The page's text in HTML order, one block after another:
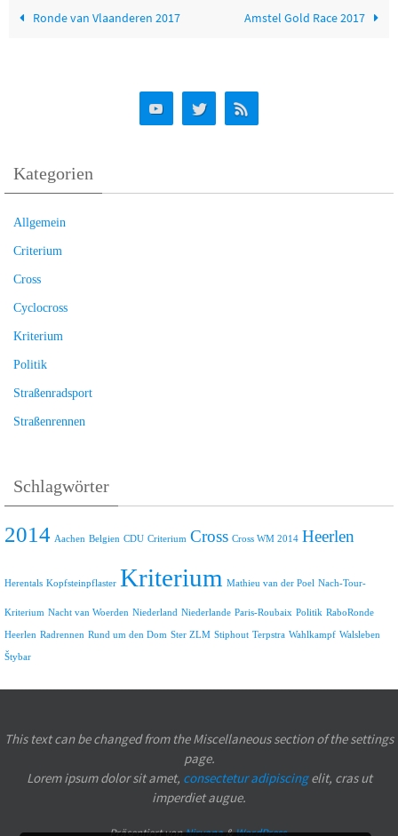
Ronde van Vlaanderen 2017 Amstel Gold Race 2017
Kategorien
Allgemein
Criterium
Cross
Cyclocross
Kriterium
Politik
Straßenradsport
Straßenrennen
Schlagwörter
2014 Aachen Belgien CDU Criterium Cross Cross WM 2014 Heerlen
Herentals Kopfsteinpflaster Kriterium Mathieu van der Poel Nach-Tour-
Kriterium Nacht van Woerden Niederland Niederlande Paris-Roubaix Politik RaboRonde
Heerlen Radrennen Rund um den Dom Ster ZLM Stiphout Terpstra Wahlkampf Walsleben
Štybar
This text can be changed from the Miscellaneous section of the settings
page.
Lorem ipsumdolor sit amet, consectetur adipiscingelit, cras ut
imperdiet augue.
Präsentiert vonNirvana&WordPress.